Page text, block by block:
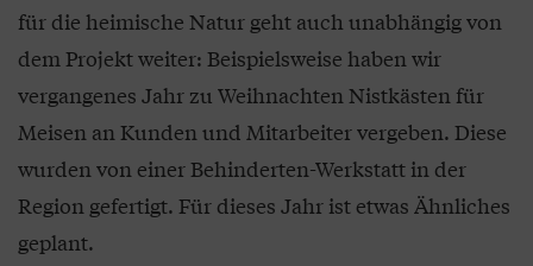
für die heimische Natur geht auch unabhängig von
dem Projekt weiter: Beispielsweise haben wir
vergangenes Jahr zu Weihnachten Nistkästen für
Meisen an Kunden und Mitarbeiter vergeben. Diese
wurden von einer Behinderten-Werkstatt in der
Region gefertigt. Für dieses Jahr ist etwas Ähnliches
geplant.